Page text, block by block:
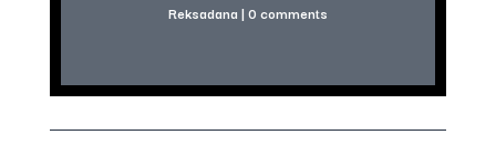
Reksadana | 0 comments